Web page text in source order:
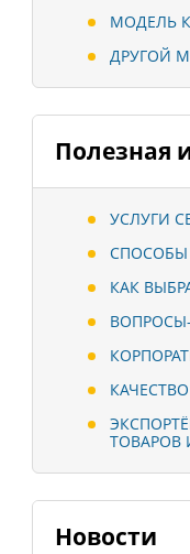
МОДЕЛЬ
ДРУГОЙ
Полезная
УСЛУГИ
КАК
ТОВАРОВ
Новости